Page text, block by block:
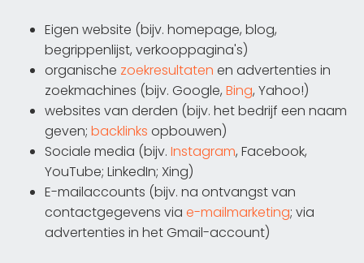
Eigen website (bijv. homepage, blog,
begrippenlijst, verkooppagina's)
organische zoekresultaten en advertenties in
zoekmachines (bijv. Google, Bing, Yahoo!)
websites van derden (bijv. het bedrijf een naam
geven; backlinks opbouwen)
Sociale media (bijv. Instagram, Facebook,
YouTube; LinkedIn; Xing)
E-mailaccounts (bijv. na ontvangst van
contactgegevens via e-mailmarketing; via
advertenties in het Gmail-account)